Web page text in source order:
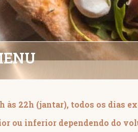
às 22h (jantar), todos os dias
ou inferior dependendo do